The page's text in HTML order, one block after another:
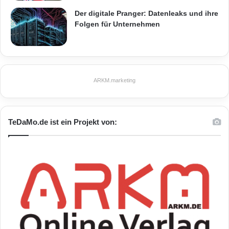
Unternehmens ist Washington DC.
MehrInformationen
www.RosettaStone.deund über
www.youtube.com/RosettaStoneDE.
Orginal-Meldung:
ARKM.marketing
Der digitale Pranger: Datenleaks und ihre
Folgen für Unternehmen
ARKM.marketing
TeDaMo.de ist ein Projekt von: